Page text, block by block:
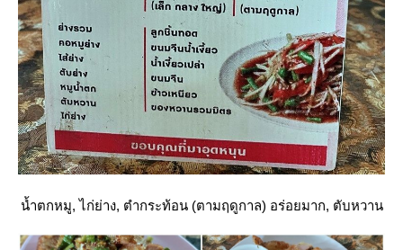
น้ำตกหมู, ไก่ย่าง, ตำกระท้อน (ตามฤดูกาล) อร่อยมาก, ตับหวาน